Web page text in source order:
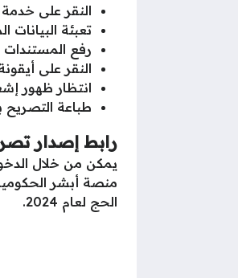
النقر على
تعبئة
رفع المستندات
النقر على
انتظار ظهور
طباعة
رابط إصدار
يمكن من خلال
منصة أبشر
الحج لعام 2024.